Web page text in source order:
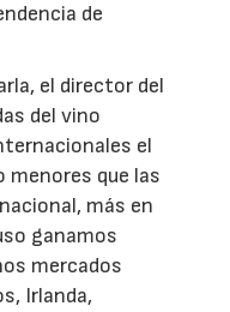
de
el director del
del vino
el
menores que las
más en
ganamos
mercados
Irlanda,